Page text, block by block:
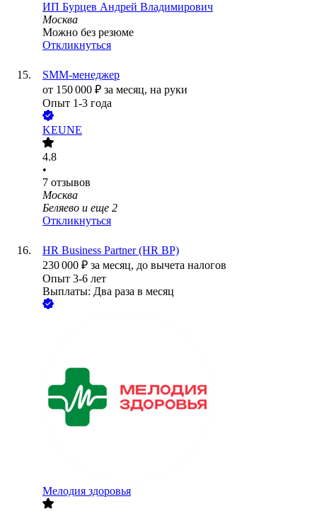
ИП Бурцев Андрей Владимирович
Москва
Можно без резюме
Откликнуться
SMM-менеджер
от 150 000 ₽ за месяц, на руки
Опыт 1-3 года
KEUNE
4.8
•
7 отзывов
Москва
Беляево и еще 2
Откликнуться
HR Business Partner (HR BP)
230 000 ₽ за месяц, до вычета налогов
Опыт 3-6 лет
Выплаты: Два раза в месяц
Мелодия здоровья